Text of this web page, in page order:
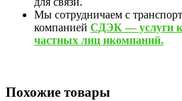
Мы сотрудничаем с
компанией СДЭК — услуги
частных лиц икомпаний.
Похожие товары